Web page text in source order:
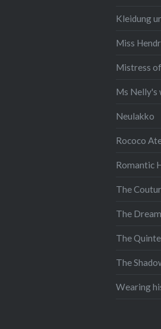
Kleidung
Miss
Mistress
Ms Nelly's
Neulakko
Rococo
Romantic
The
The
The
The
Wearing